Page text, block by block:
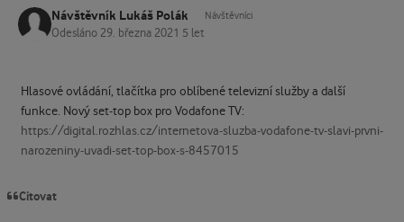
Návštěvník Lukáš Polák Návštěvníci
Odesláno 29. března 2021 5 let
Hlasové ovládání, tlačítka pro oblíbené televizní služby a další
funkce. Nový set-top box pro Vodafone TV:
https://digital.rozhlas.cz/internetova-sluzba-vodafone-tv-slavi-prvni-
narozeniny-uvadi-set-top-box-s-8457015
Citovat